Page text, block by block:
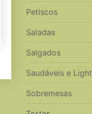
Petiscos
Saladas
Salgados
Saudáveis e Light
Sobremesas